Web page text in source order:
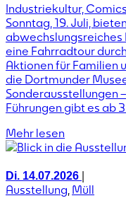
Industriekultur,
Sonntag, 19. Juli,
abwechslungsreiches
eine Fahrradtour
Aktionen für Familien
die Dortmunder
Sonderausstellungen
Führungen gibt es ab
Mehr lesen
Di. 14.07.2026 |
Ausstellung Müll